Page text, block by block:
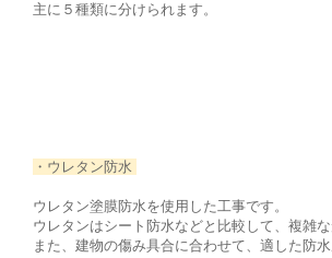
主に５種類に分けられます。
・ウレタン防水
ウレタン塗膜防水を使用した工事です。
ウレタンはシート防水などと比較して、複雑
また、建物の傷み具合に合わせて、適した防水